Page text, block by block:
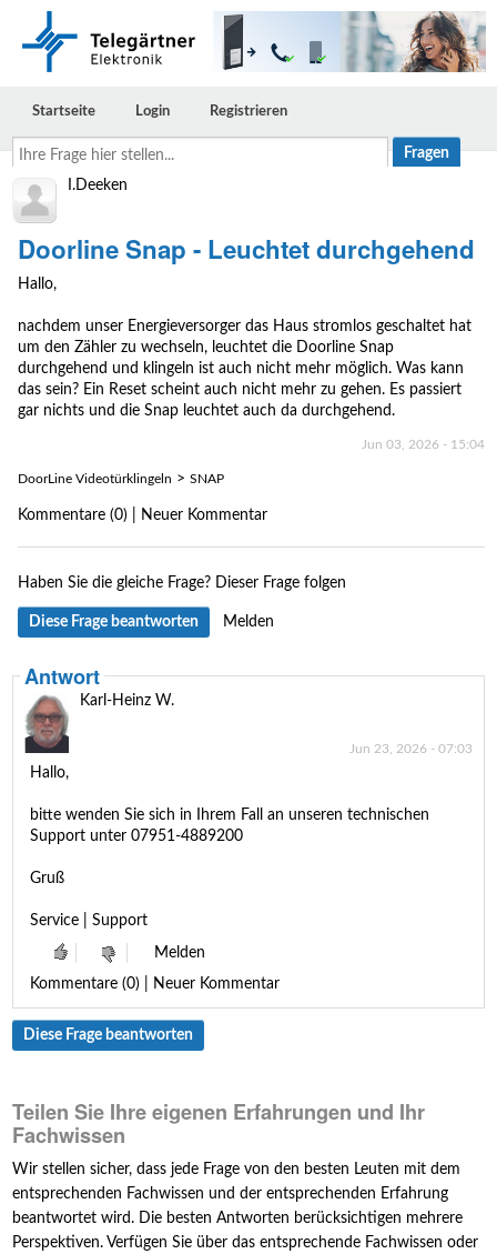
Ihre
Frage
stellen...
Startseite Login Registrieren
I.Deeken
Doorline Snap - Leuchtet durchgehend
Hallo,
nachdem unser Energieversorger das Haus stromlos geschaltet hat
um den Zähler zu wechseln, leuchtet die Doorline Snap
durchgehend und klingeln ist auch nicht mehr möglich. Was kann
das sein? Ein Reset scheint auch nicht mehr zu gehen. Es passiert
gar nichts und die Snap leuchtet auch da durchgehend.
Jun 03, 2026 - 15:04
DoorLine Videotürklingeln > SNAP
Kommentare (0) | Neuer Kommentar
Haben Sie die gleiche Frage? Dieser Frage folgen
Diese Frage beantworten Melden
Antwort
Karl-Heinz W.
Jun 23, 2026 - 07:03
Hallo,
bitte wenden Sie sich in Ihrem Fall an unseren technischen
Support unter 07951-4889200
Gruß
Service | Support
Melden
Kommentare (0) | Neuer Kommentar
Diese Frage beantworten
Teilen Sie Ihre eigenen Erfahrungen und Ihr
Fachwissen
Wir stellen sicher, dass jede Frage von den besten Leuten mit dem
entsprechenden Fachwissen und der entsprechenden Erfahrung
beantwortet wird. Die besten Antworten berücksichtigen mehrere
Perspektiven. Verfügen Sie über das entsprechende Fachwissen oder